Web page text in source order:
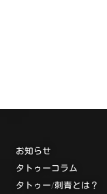
お知らせ
タトゥーコラム
タトゥー/刺青とは？